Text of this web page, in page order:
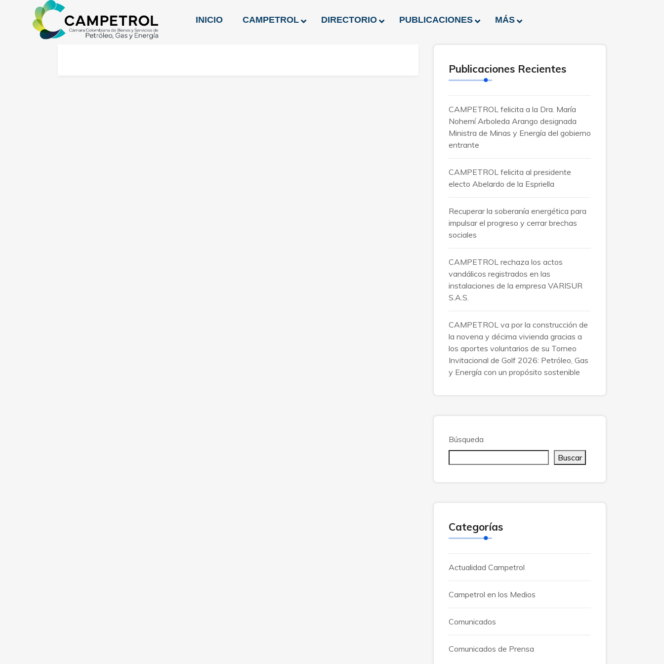
INICIO CAMPETROL DIRECTORIO PUBLICACIONES MÁS
Publicaciones Recientes
CAMPETROL felicita a la Dra. María
Nohemí Arboleda Arango designada
Ministra de Minas y Energía del gobierno
entrante
CAMPETROL felicita al presidente
electo Abelardo de la Espriella
Recuperar la soberanía energética para
impulsar el progreso y cerrar brechas
sociales
CAMPETROL rechaza los actos
vandálicos registrados en las
instalaciones de la empresa VARISUR
S.A.S.
CAMPETROL va por la construcción de
la novena y décima vivienda gracias a
los aportes voluntarios de su Torneo
Invitacional de Golf 2026: Petróleo, Gas
y Energía con un propósito sostenible
Búsqueda
Buscar
Categorías
Actualidad Campetrol
Campetrol en los Medios
Comunicados
Comunicados de Prensa